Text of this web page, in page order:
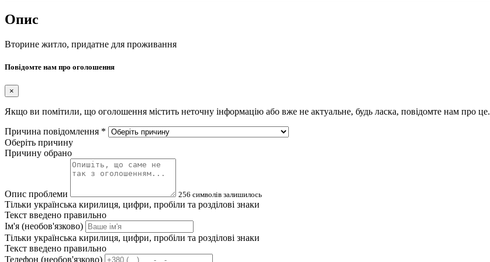
Опис
Вторине житло, придатне для проживання
Повідомте нам про оголошення
×
Якщо ви помітили, що оголошення містить неточну інформацію або вже не актуальне, будь ласка, повідомте нам про це.
Причина повідомлення *
Оберіть причину
Причину обрано
Опис проблеми 256 символів залишилось
Тільки українська кирилиця, цифри, пробіли та розділові знаки
Текст введено правильно
Ім'я (необов'язково)
Тільки українська кирилиця, цифри, пробіли та розділові знаки
Текст введено правильно
Телефон (необов'язково)